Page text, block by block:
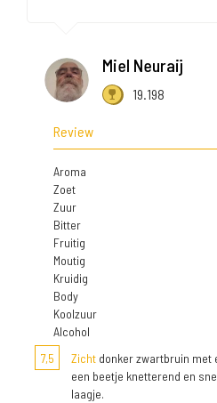
Miel Neuraij
19.198
Review
Aroma
Zoet
Zuur
Bitter
Fruitig
Moutig
Kruidig
Body
Koolzuur
Alcohol
7,5
Zicht donker zwartbruin met
een beetje knetterend en
laagje.